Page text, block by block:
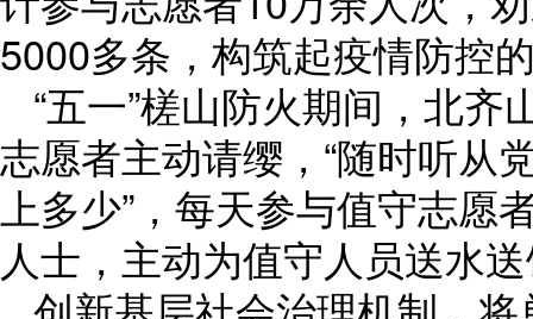
5000多条，构筑起疫情防控
“五一”槎山防火期间，北
志愿者主动请缨，“随时听从
上多少”，每天参与值守志愿
人士，主动为值守人员送水